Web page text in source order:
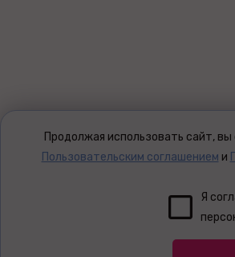
Продолжая использовать сайт,
Пользовательским соглашением и
Я